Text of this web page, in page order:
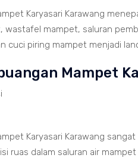
Karyasari Karawang
wastafel mampet, saluran
piring mampet menjadi
Mampet
Karyasari Karawang
ruas dalam saluran air mampet